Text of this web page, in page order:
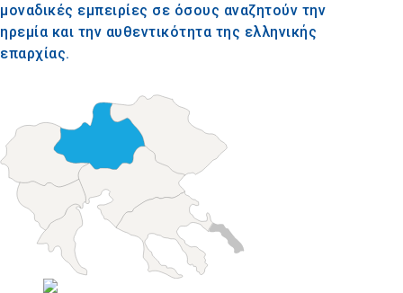
μοναδικές εμπειρίες σε όσους αναζητούν την
ηρεμία και την αυθεντικότητα της ελληνικής
επαρχίας.